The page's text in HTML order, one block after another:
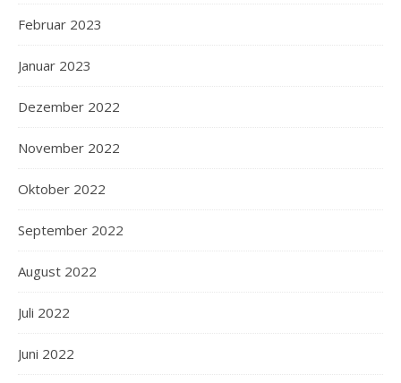
Februar 2023
Januar 2023
Dezember 2022
November 2022
Oktober 2022
September 2022
August 2022
Juli 2022
Juni 2022